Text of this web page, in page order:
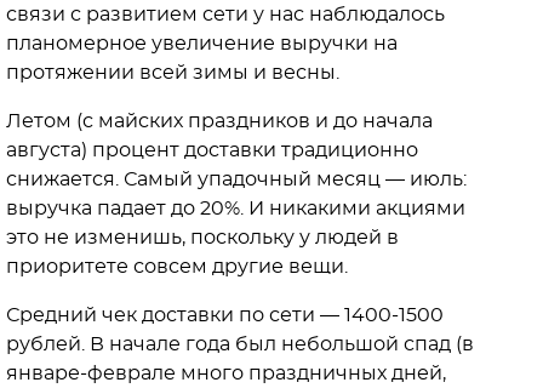
связи с развитием сети у нас наблюдалось
планомерное увеличение выручки на
протяжении всей зимы и весны.
Летом (с майских праздников и до начала
августа) процент доставки традиционно
снижается. Самый упадочный месяц — июль:
выручка падает до 20%. И никакими акциями
это не изменишь, поскольку у людей в
приоритете совсем другие вещи.
Средний чек доставки по сети — 1400-1500
рублей. В начале года был небольшой спад (в
январе-феврале много праздничных дней,